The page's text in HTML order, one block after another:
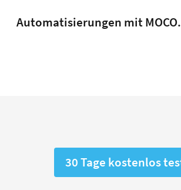
Automatisierungen mit
30 Tage kostenlos